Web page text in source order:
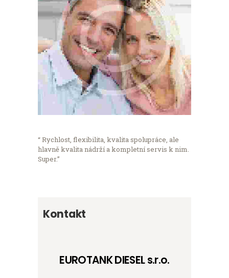
“ Rychlost, flexibilita, kvalita spolupráce, ale
hlavně kvalita nádrží a kompletní servis k nim.
Super.”
Kontakt
EUROTANK DIESEL s.r.o.